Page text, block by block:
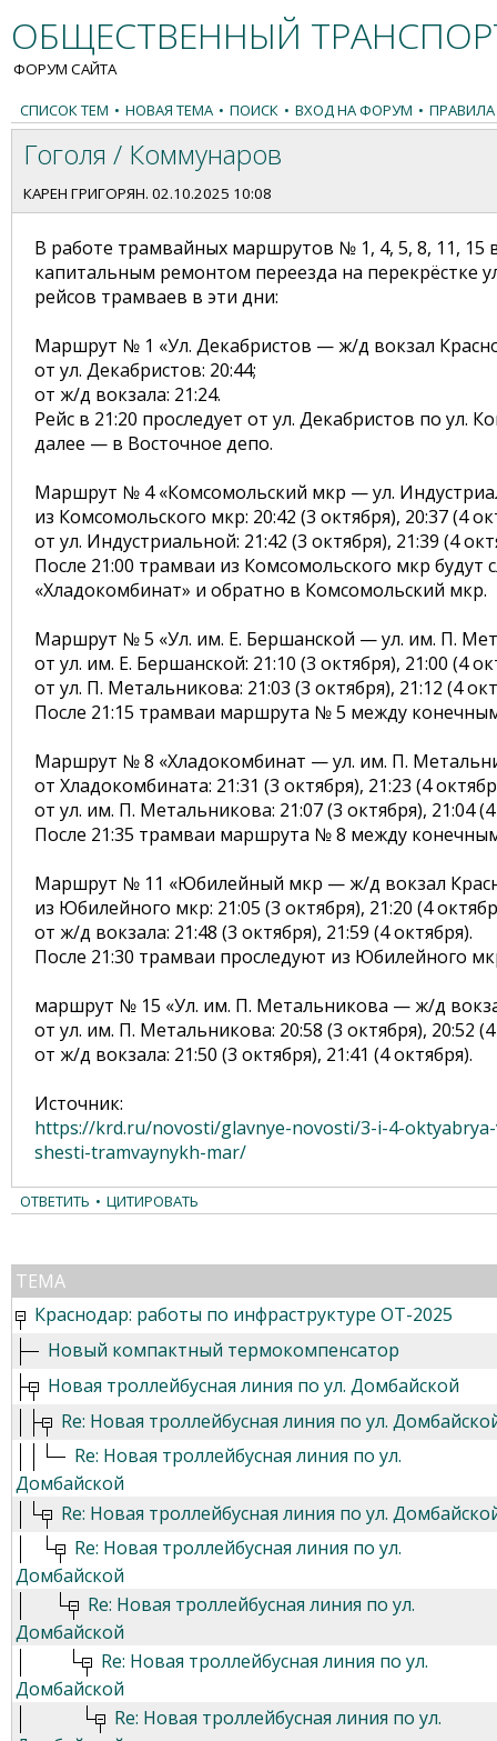
ОБЩЕСТВЕННЫЙ
ФОРУМ САЙТА
СПИСОК ТЕМ • НОВАЯ ТЕМА • ПОИСК • ВХОД НА ФОРУМ •
Гоголя / Коммунаров
КАРЕН ГРИГОРЯН. 02.10.2025 10:08
В работе трамвайных маршрутов № 1, 4, 5, 8, 11, 15
капитальным ремонтом переезда на перекрёстке
рейсов трамваев в эти дни:
Маршрут № 1 «Ул. Декабристов — ж/д вокзал
от ул. Декабристов: 20:44;
от ж/д вокзала: 21:24.
Рейс в 21:20 проследует от ул. Декабристов по
далее — в Восточное депо.
Маршрут № 4 «Комсомольский мкр — ул.
из Комсомольского мкр: 20:42 (3 октября), 20:37 (4
от ул. Индустриальной: 21:42 (3 октября), 21:39 (4
После 21:00 трамваи из Комсомольского мкр
«Хладокомбинат» и обратно в Комсомольский мкр.
Маршрут № 5 «Ул. им. Е. Бершанской — ул. им. П.
от ул. им. Е. Бершанской: 21:10 (3 октября), 21:00 (4
от ул. П. Метальникова: 21:03 (3 октября), 21:12 (4
После 21:15 трамваи маршрута № 5 между
Маршрут № 8 «Хладокомбинат — ул. им. П.
от Хладокомбината: 21:31 (3 октября), 21:23 (4
от ул. им. П. Метальникова: 21:07 (3 октября), 21:04
После 21:35 трамваи маршрута № 8 между
Маршрут № 11 «Юбилейный мкр — ж/д вокзал
из Юбилейного мкр: 21:05 (3 октября), 21:20 (4
от ж/д вокзала: 21:48 (3 октября), 21:59 (4 октября).
После 21:30 трамваи проследуют из Юбилейного
маршрут № 15 «Ул. им. П. Метальникова — ж/д
от ул. им. П. Метальникова: 20:58 (3 октября), 20:52
от ж/д вокзала: 21:50 (3 октября), 21:41 (4 октября).
Источник:
https://krd.ru/novosti/glavnye-novosti/3-i-4-
shesti-tramvaynykh-mar/
ОТВЕТИТЬ • ЦИТИРОВАТЬ
ТЕМА
Краснодар: работы по инфраструктуре ОТ-2025
Новый компактный термокомпенсатор
Новая троллейбусная линия по ул. Домбайской
Re: Новая троллейбусная линия по ул.
Re: Новая троллейбусная линия по ул.
Домбайской
Re: Новая троллейбусная линия по ул.
Re: Новая троллейбусная линия по ул.
Домбайской
Re: Новая троллейбусная линия по ул.
Домбайской
Re: Новая троллейбусная линия по ул.
Домбайской
Re: Новая троллейбусная линия по ул.